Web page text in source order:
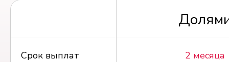
Срок выплат 2 месяца